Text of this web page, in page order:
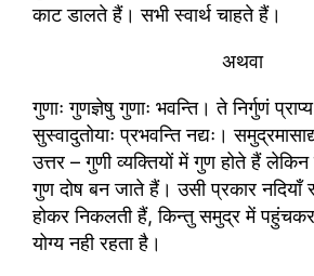
काट डालते हैं। सभी स्वार्थ चाहते हैं।
अथवा
गुणाः गुणज्ञेषु गुणाः भवन्ति। ते निर्गुणं
सुस्वादुतोयाः प्रभवन्ति नद्यः।
उत्तर – गुणी व्यक्तियों में गुण होते हैं लेकिन
गुण दोष बन जाते हैं। उसी प्रकार नदियाँ
होकर निकलती हैं, किन्तु समुद्र में
योग्य नही रहता है।